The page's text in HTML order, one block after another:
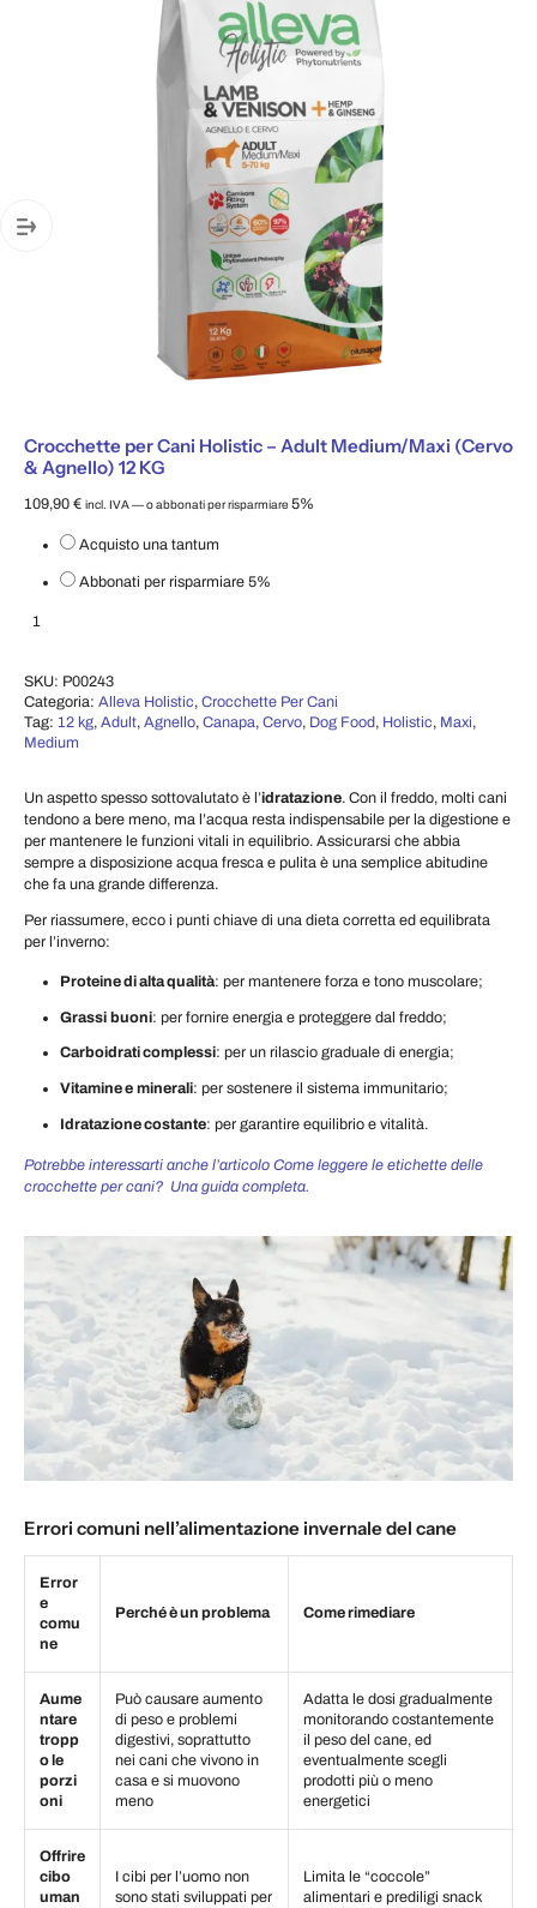
Crocchette per Cani Holistic – Adult Medium/Maxi (Cervo
& Agnello) 12 KG
109,90 € incl. IVA—o abbonati per risparmiare 5%
Acquisto una tantum
Abbonati per risparmiare 5%
Crocchette per Cani Holistic – Adult Medium/Maxi (Cervo & Agnello) 12
SKU: P00243
Categoria: Alleva Holistic, Crocchette Per Cani
Tag: 12 kg, Adult, Agnello, Canapa, Cervo, Dog Food, Holistic, Maxi,
Medium
Un aspetto spesso sottovalutato è l’idratazione. Con il freddo, molti cani
tendono a bere meno, ma l’acqua resta indispensabile per la digestione e
per mantenere le funzioni vitali in equilibrio. Assicurarsi che abbia
sempre a disposizione acqua fresca e pulita è una semplice abitudine
che fa una grande differenza.
Per riassumere, ecco i punti chiave di una dieta corretta ed equilibrata
per l’inverno:
Proteine di alta qualità: per mantenere forza e tono muscolare;
Grassi buoni: per fornire energia e proteggere dal freddo;
Carboidrati complessi: per un rilascio graduale di energia;
Vitamine e minerali: per sostenere il sistema immunitario;
Idratazione costante: per garantire equilibrio e vitalità.
Potrebbe interessarti anche l’articolo Come leggere le etichette delle
crocchette per cani? Una guida completa.
Errori comuni nell’alimentazione invernale del cane
Error
e
comu
ne
Perché è un problema Come rimediare
Aume
ntare
tropp
o le
porzi
oni
Può causare aumento
di peso e problemi
digestivi, soprattutto
nei cani che vivono in
casa e si muovono
meno
Adatta le dosi gradualmente
monitorando costantemente
il peso del cane, ed
eventualmente scegli
prodotti più o meno
energetici
Offrire
cibo
uman
I cibi per l’uomo non
sono stati sviluppati per
Limita le “coccole”
alimentari e prediligi snack